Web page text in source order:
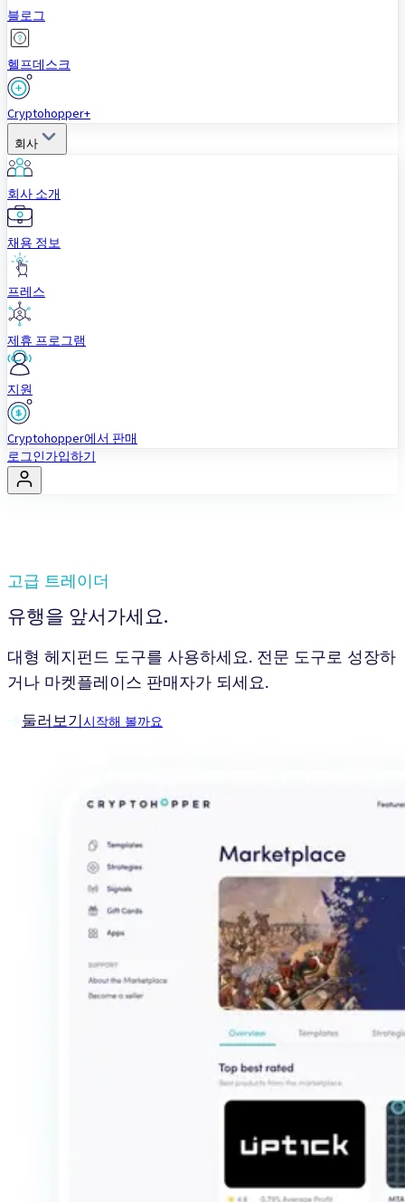
블로그
헬프데스크
Cryptohopper+
회사
회사 소개
채용 정보
프레스
제휴 프로그램
지원
Cryptohopper에서 판매
로그인 가입하기
고급 트레이더
유행을 앞서가세요.
대형 헤지펀드 도구를 사용하세요. 전문 도구로 성장하
거나 마켓플레이스 판매자가 되세요.
둘러보기 시작해 볼까요